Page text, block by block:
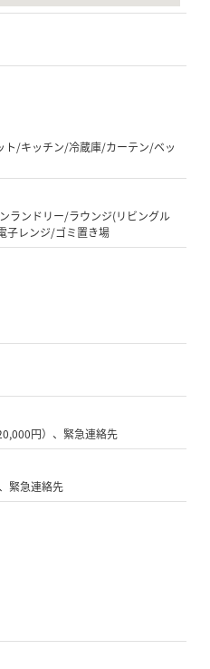
/キッチン/冷蔵庫/カーテン/ベッ
ランドリー/ラウンジ(リビングル
子レンジ/ゴミ置き場
円）、緊急連絡先
緊急連絡先